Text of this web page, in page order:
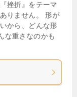
挫折』をテーマ
りません。 形が
から、どんな形
な重さなのかも